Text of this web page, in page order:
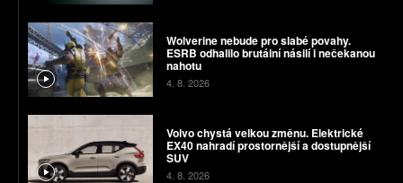
Wolverine nebude pro slabé povahy.
ESRB odhalilo brutální násilí i nečekanou
nahotu
4. 8. 2026
Volvo chystá velkou změnu. Elektrické
EX40 nahradí prostornější a dostupnější
SUV
4. 8. 2026